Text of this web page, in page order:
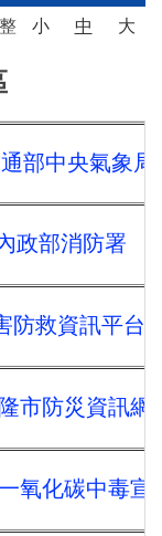
小 中 大
部中央氣象局
政部消防署
防救資訊平台
市防災資訊網
氧化碳中毒宣